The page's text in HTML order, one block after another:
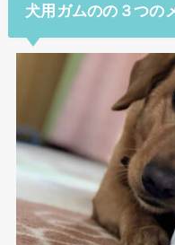
犬用ガムのの３つの